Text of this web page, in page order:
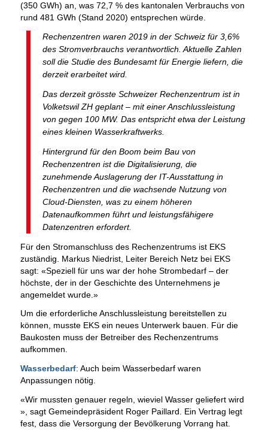
(350 GWh) an, was 72,7 % des kantonalen Verbrauchs von
rund 481 GWh (Stand 2020) entsprechen würde.
Rechenzentren waren 2019 in der Schweiz für 3,6%
des Stromverbrauchs verantwortlich. Aktuelle Zahlen
soll die Studie des Bundesamt für Energie liefern, die
derzeit erarbeitet wird.
Das derzeit grösste Schweizer Rechenzentrum ist in
Volketswil ZH geplant – mit einer Anschlussleistung
von gegen 100 MW. Das entspricht etwa der Leistung
eines kleinen Wasserkraftwerks.
Hintergrund für den Boom beim Bau von
Rechenzentren ist die Digitalisierung, die
zunehmende Auslagerung der IT-Ausstattung in
Rechenzentren und die wachsende Nutzung von
Cloud-Diensten, was zu einem höheren
Datenaufkommen führt und leistungsfähigere
Datenzentren erfordert.
Für den Stromanschluss des Rechenzentrums ist EKS
zuständig. Markus Niedrist, Leiter Bereich Netz bei EKS
sagt: «Speziell für uns war der hohe Strombedarf – der
höchste, der in der Geschichte des Unternehmens je
angemeldet wurde.»
Um die erforderliche Anschlussleistung bereitstellen zu
können, musste EKS ein neues Unterwerk bauen. Für die
Baukosten muss der Betreiber des Rechenzentrums
aufkommen.
Wasserbedarf: Auch beim Wasserbedarf waren
Anpassungen nötig.
«Wir mussten genauer regeln, wieviel Wasser geliefert wird
», sagt Gemeindepräsident Roger Paillard. Ein Vertrag legt
fest, dass die Versorgung der Bevölkerung Vorrang hat.